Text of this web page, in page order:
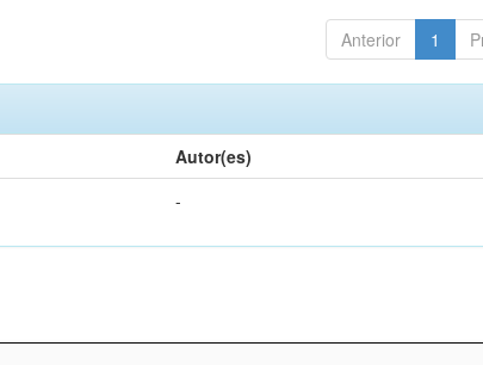
Anterior 1
Autor(es)
-